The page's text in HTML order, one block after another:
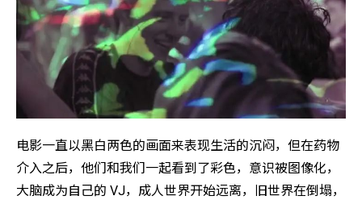
电影一直以黑白两色的画面来表现生活的沉闷，但在药物
介入之后，他们和我们一起看到了彩色，意识被图像化，
大脑成为自己的 VJ，成人世界开始远离，旧世界在倒塌，